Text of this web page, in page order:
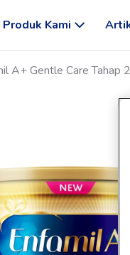
Produk Kami
A+ Gentle Care Tahap